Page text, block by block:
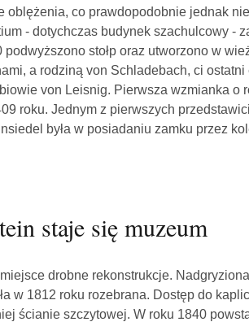
oblężenia, co prawdopodobnie jednak
- dotychczas budynek szachulcowy -
podwyższono stołp oraz utworzono w
a rodziną von Schladebach, ci
von Leisnig. Pierwsza wzmianka o
roku. Jednym z pierwszych
była w posiadaniu zamku przez
staje się muzeum
drobne rekonstrukcje.
w 1812 roku rozebrana. Dostęp do
ścianie szczytowej. W roku 1840